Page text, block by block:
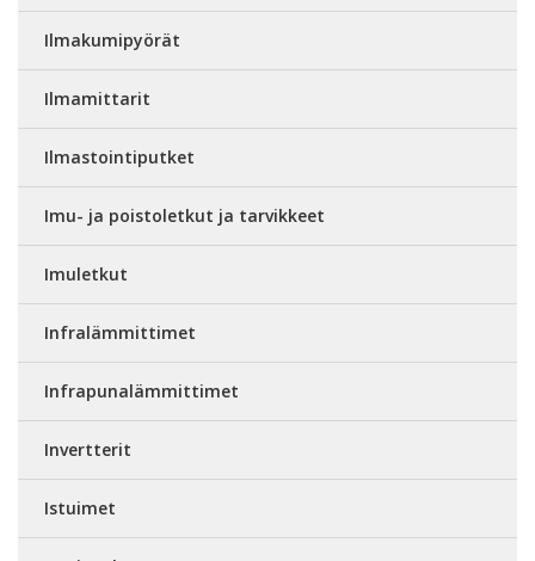
Ilmakumipyörät
Ilmamittarit
Ilmastointiputket
Imu- ja poistoletkut ja tarvikkeet
Imuletkut
Infralämmittimet
Infrapunalämmittimet
Invertterit
Istuimet